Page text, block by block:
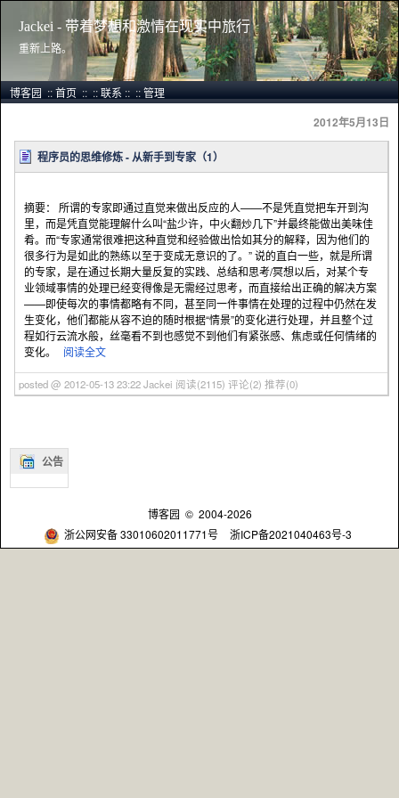
Jackei - 带着梦想和激情在现实中旅行
重新上路。
博客园::首页::::联系::::管理
公告
2012年5月13日
程序员的思维修炼 - 从新手到专家（1）
摘要： 所谓的专家即通过直觉来做出反应的人——不是凭直觉把车开到沟
里，而是凭直觉能理解什么叫“盐少许，中火翻炒几下”并最终能做出美味佳
肴。而“专家通常很难把这种直觉和经验做出恰如其分的解释，因为他们的
很多行为是如此的熟练以至于变成无意识的了。” 说的直白一些，就是所谓
的专家，是在通过长期大量反复的实践、总结和思考/冥想以后，对某个专
业领域事情的处理已经变得像是无需经过思考，而直接给出正确的解决方案
——即使每次的事情都略有不同，甚至同一件事情在处理的过程中仍然在发
生变化，他们都能从容不迫的随时根据“情景”的变化进行处理，并且整个过
程如行云流水般，丝毫看不到也感觉不到他们有紧张感、焦虑或任何情绪的
变化。
阅读全文
posted @ 2012-05-13 23:22 Jackei 阅读(2115) 评论(2) 推荐(0)
博客园 © 2004-2026
浙公网安备 33010602011771号
浙ICP备2021040463号-3